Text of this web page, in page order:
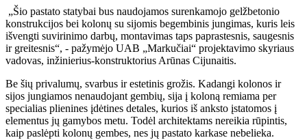
„Šio pastato statybai bus naudojamos surenkamojo gelžbetonio
konstrukcijos bei kolonų su sijomis begembinis jungimas, kuris leis
išvengti suvirinimo darbų, montavimas taps paprastesnis, saugesnis
ir greitesnis“, - pažymėjo UAB „Markučiai“ projektavimo skyriaus
vadovas, inžinierius-konstruktorius Arūnas Cijunaitis.
Be šių privalumų, svarbus ir estetinis grožis. Kadangi kolonos ir
sijos jungiamos nenaudojant gembių, sija į koloną remiama per
specialias plienines įdėtines detales, kurios iš anksto įstatomos į
elementus jų gamybos metu. Todėl architektams nereikia rūpintis,
kaip paslėpti kolonų gembes, nes jų pastato karkase nebelieka.